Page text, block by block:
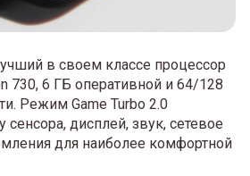
в своем классе процессор
730, 6 ГБ оперативной и 64/128
Режим Game Turbo 2.0
сенсора, дисплей, звук, сетевое
для наиболее комфортной